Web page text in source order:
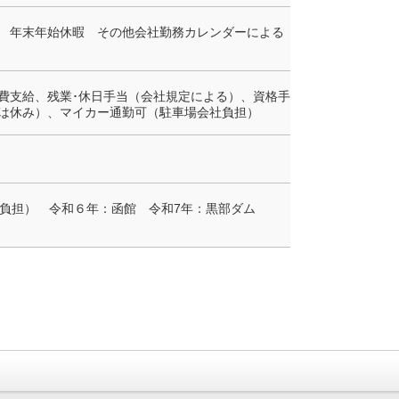
末年始休暇 その他会社勤務カレンダーによる
支給、残業･休日手当（会社規定による）、資格手
み）、マイカー通勤可（駐車場会社負担）
担） 令和６年：函館 令和7年：黒部ダム